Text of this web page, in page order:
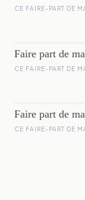
CE FAIRE-PART DE
Faire part de
CE FAIRE-PART DE
Faire part de
CE FAIRE-PART DE